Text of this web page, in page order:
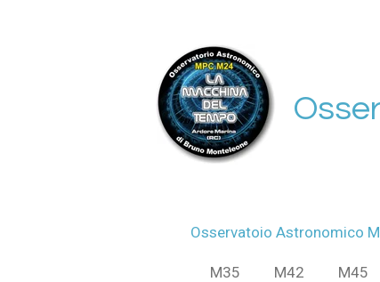
Osservatoio Astronomico
M35 M42 M45